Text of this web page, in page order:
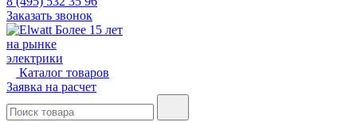
Заказать звонок
Более 15 лет
на рынке
электрики
Каталог товаров
Заявка на расчет